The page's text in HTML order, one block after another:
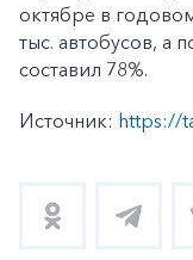
октябре в
тыс. автобусов, а
составил 78%.
Источник: https://